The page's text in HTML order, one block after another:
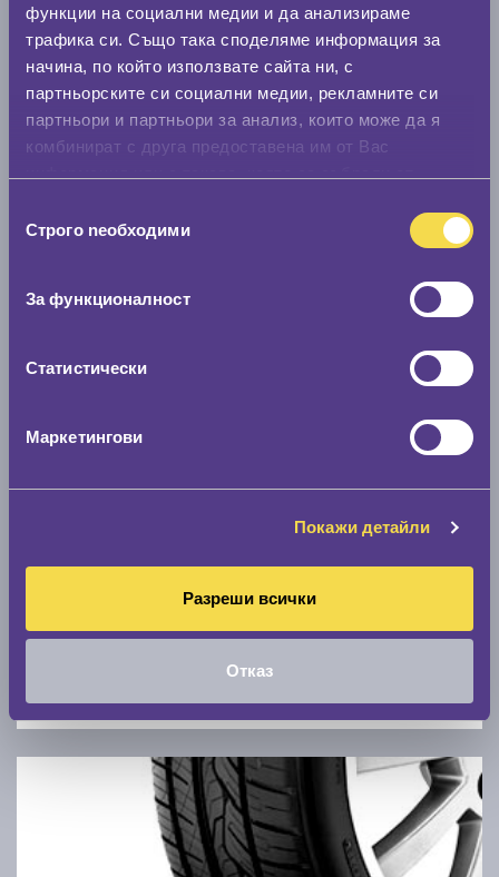
функции на социални медии и да анализираме
трафика си. Също така споделяме информация за
начина, по който използвате сайта ни, с
партньорските си социални медии, рекламните си
партньори и партньори за анализ, които може да я
комбинират с друга предоставена им от Вас
наСтрого nеобходими
За функционалност
Статистически
Маркетингови
Покажи детайли
Разреши всички
Отказ
Стар размер